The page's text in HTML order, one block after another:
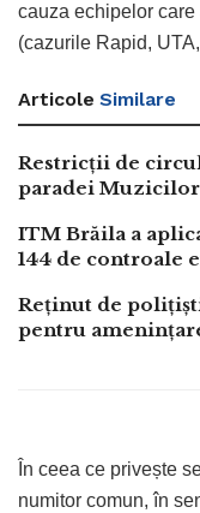
cauza echipelor care
(cazurile Rapid,
Articole Similare
Restricții de
paradei
ITM Brăila a
144 de controale
Reținut de
pentru
În ceea ce privește
numitor comun, în